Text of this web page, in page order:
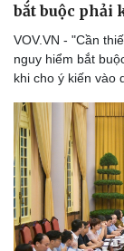
Kinh tế
Bất động sản
bắt buộc phải
VOV.VN - "Cần
nguy hiểm bắt
khi cho ý kiến vào